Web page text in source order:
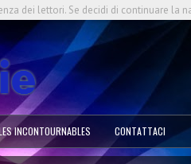
INCONTOURNABLES CONTATTACI
dei lettori. Se decidi di continuare la